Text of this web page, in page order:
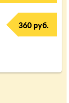
360 руб.